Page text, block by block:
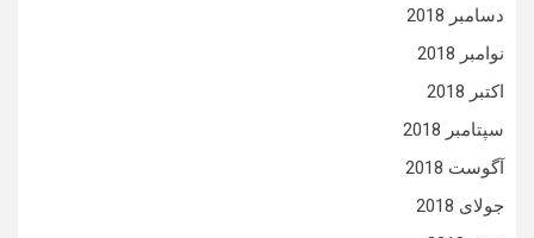
دسامبر 2018
نوامبر 2018
اکتبر 2018
سپتامبر 2018
آگوست 2018
جولای 2018